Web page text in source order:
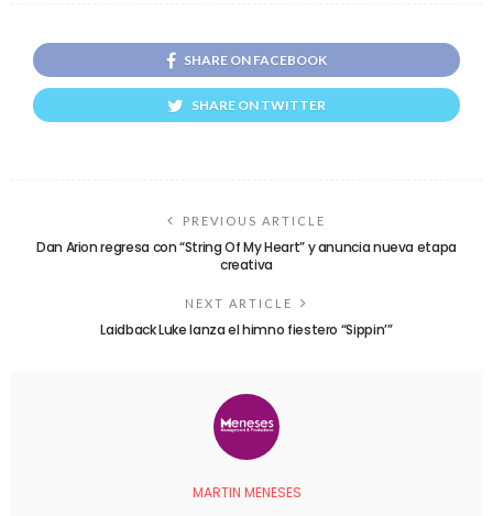
SHARE ON FACEBOOK
SHARE ON TWITTER
PREVIOUS ARTICLE
Dan Arion regresa con “String Of My Heart” y anuncia nueva etapa
creativa
NEXT ARTICLE
Laidback Luke lanza el himno fiestero “Sippin’”
MARTIN MENESES